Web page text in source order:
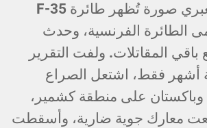
ونشر الموقع العبري صورة تُظهر طائرة F-35
الطائرة الفرنسية، وحدث
المقاتلات. ولفت التقرير
أشهر فقط، اشتعل الصراع
وباكستان على منطقة كشمير،
معارك جوية ضارية، وأسقطت